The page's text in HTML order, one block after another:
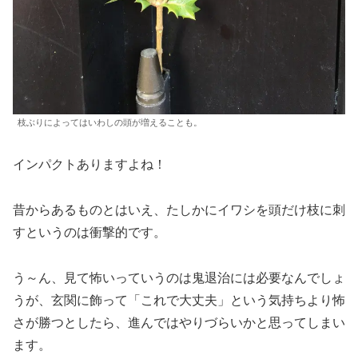
枝ぶりによってはいわしの頭が増えることも。
インパクトありますよね！
昔からあるものとはいえ、たしかにイワシを頭だけ枝に刺
すというのは衝撃的です。
う～ん、見て怖いっていうのは鬼退治には必要なんでしょ
うが、玄関に飾って「これで大丈夫」という気持ちより怖
さが勝つとしたら、進んではやりづらいかと思ってしまい
ます。